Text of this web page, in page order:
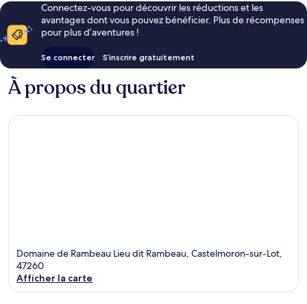
Connectez-vous pour découvrir les réductions et les
avantages dont vous pouvez bénéficier. Plus de récompenses
pour plus d’aventures !
Se connecter S’inscrire gratuitement
À propos du quartier
Domaine de Rambeau Lieu dit Rambeau, Castelmoron-sur-Lot,
47260
Afficher la carte